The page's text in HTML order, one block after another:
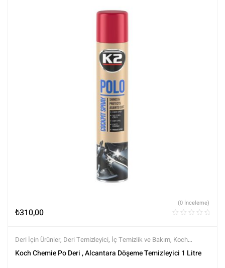
₺310,00
(0 İnceleme)
Deri İçin Ürünler, Deri Temizleyici, İç Temizlik ve Bakım, Koch
Chemie,Markalar, Tüm Ürünler,Tüm Ürünler
Koch Chemie Po Deri , Alcantara Döşeme Temizleyici 1 Litre